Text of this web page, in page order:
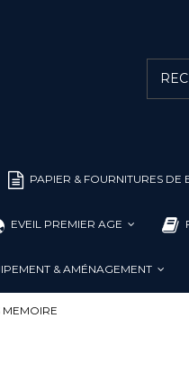
PAPIER & FOURNITURES DE
EVEIL PREMIER AGE
& AMÉNAGEMENT
MEMOIRE